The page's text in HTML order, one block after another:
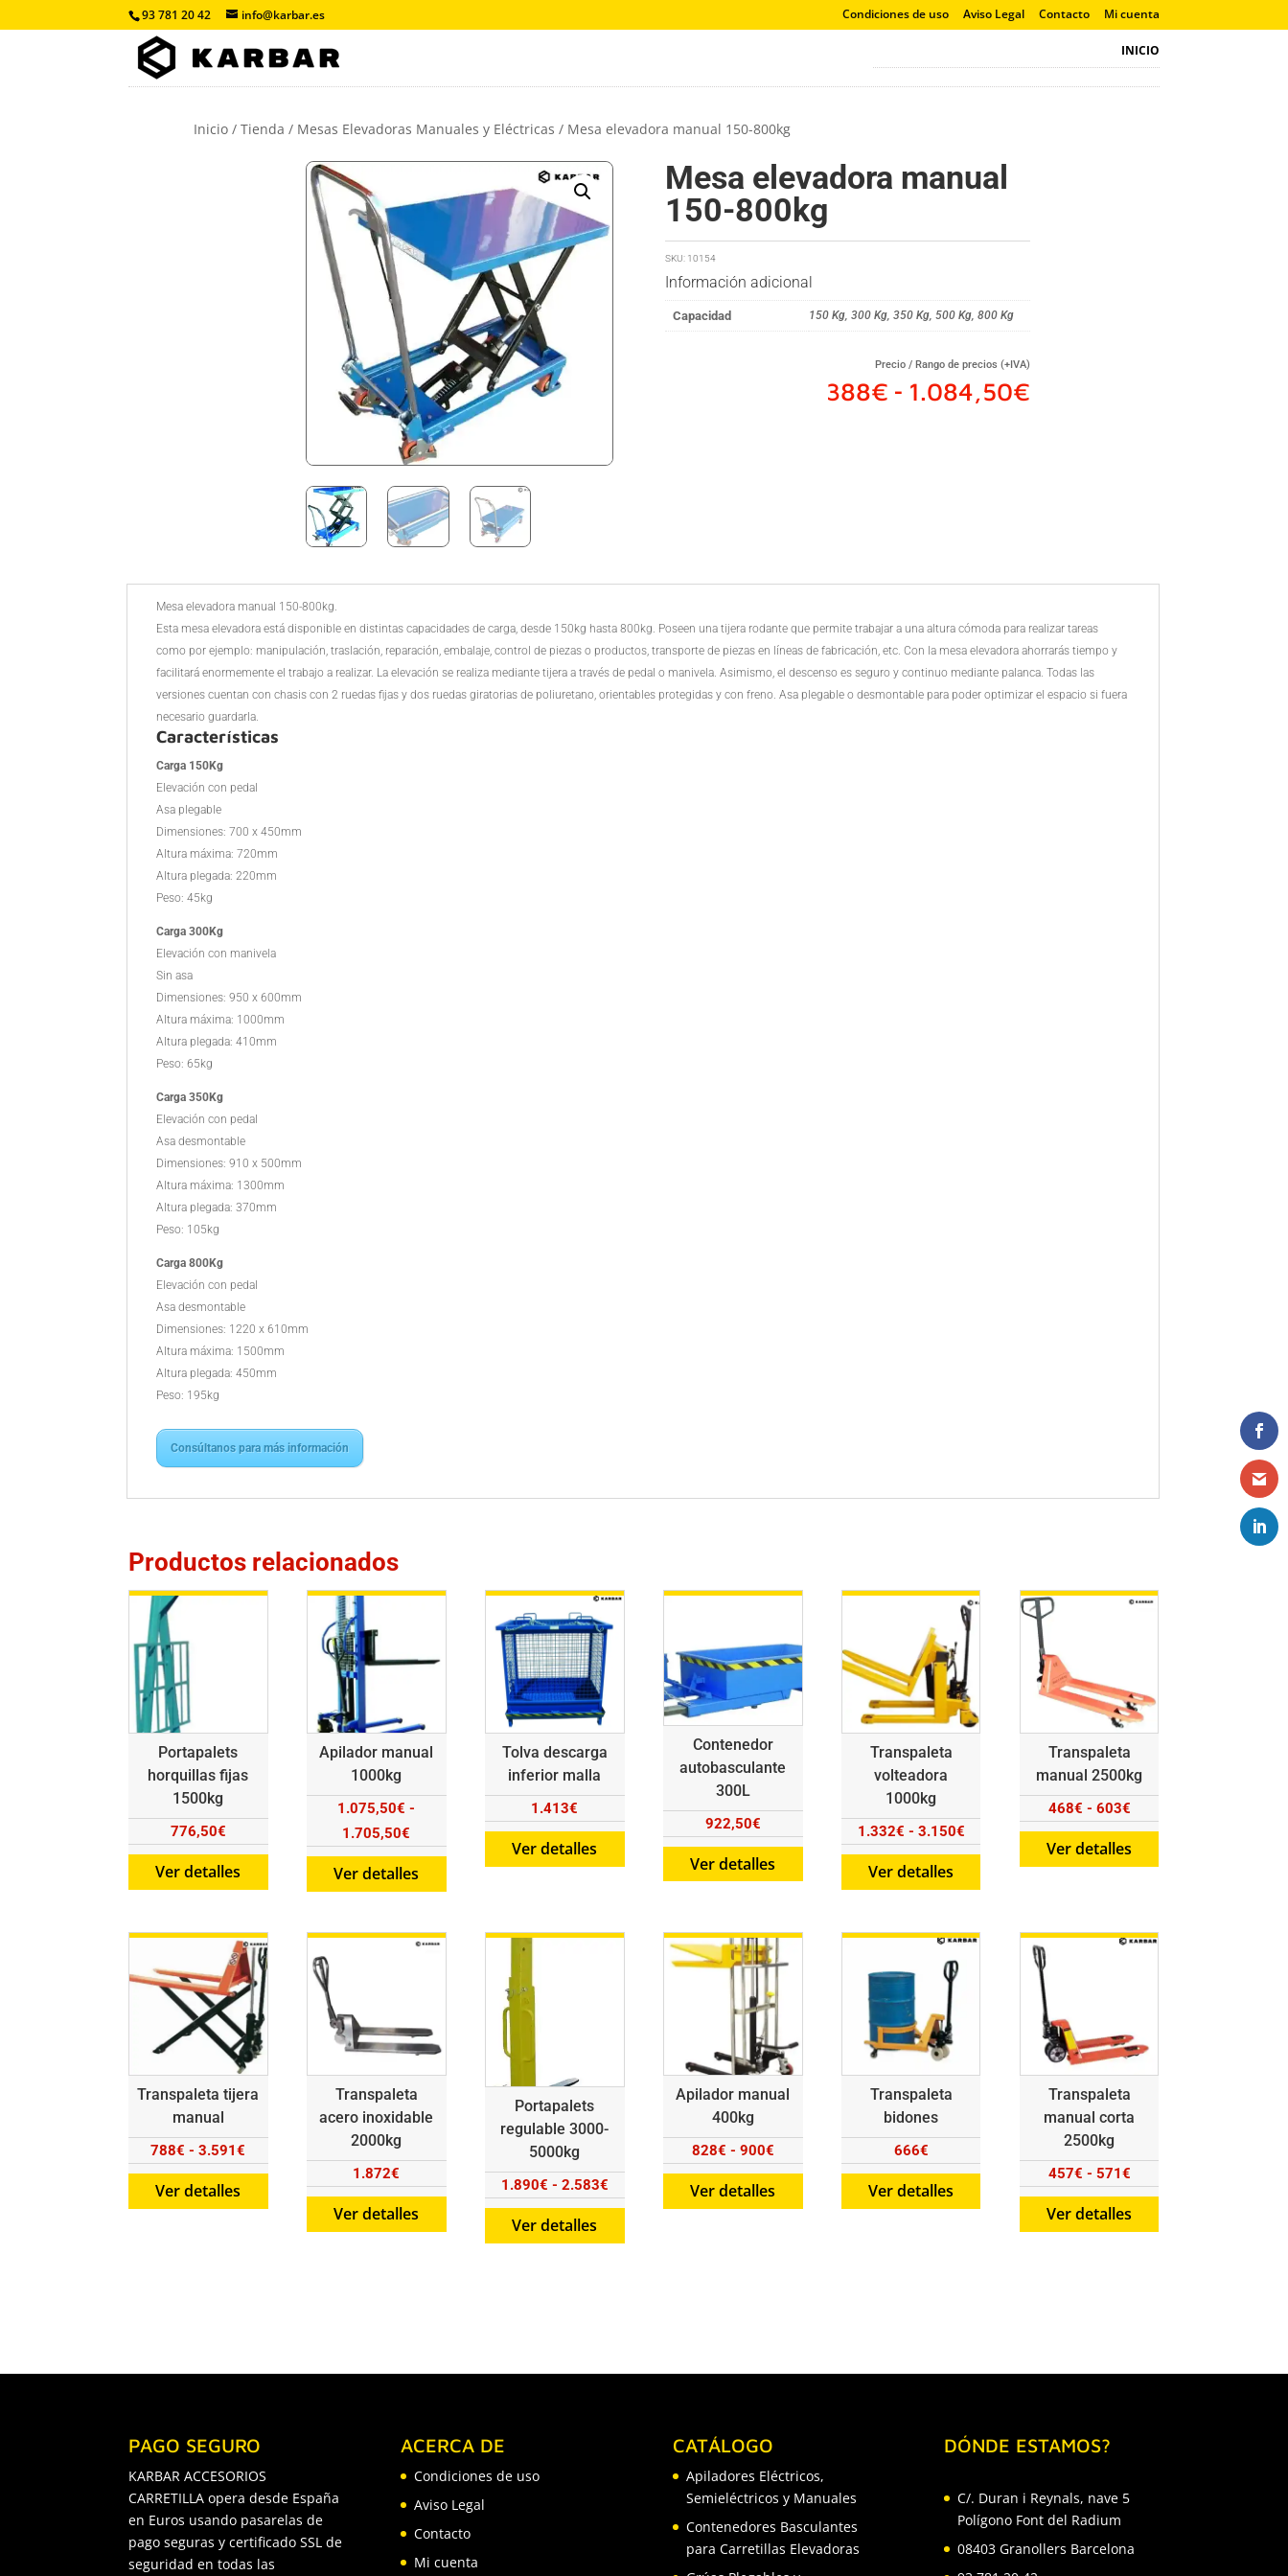
93 781 20 42 info@karbar.es Condiciones de uso Aviso Legal Contacto Mi cuenta
INICIO
Inicio/ Tienda / Mesas Elevadoras Manuales y Eléctricas / Mesa elevadora manual 150-800kg
Mesa elevadora manual
150-800kg
SKU: 10154
Información adicional
Capacidad 150 Kg,300 Kg,350 Kg,500 Kg,800 Kg
Precio / Rango de precios (+IVA)
388€ - 1.084,50€
Mesa elevadora manual 150-800kg.
Esta mesa elevadora está disponible en distintas capacidades de carga, desde 150kg hasta 800kg. Poseen una tijera rodante que permite trabajar a una altura cómoda para realizar tareas
como por ejemplo: manipulación, traslación, reparación, embalaje, control de piezas o productos, transporte de piezas en líneas de fabricación, etc. Con la mesa elevadora ahorrarás tiempo y
facilitará enormemente el trabajo a realizar. La elevación se realiza mediante tijera a través de pedal o manivela. Asimismo, el descenso es seguro y continuo mediante palanca. Todas las
versiones cuentan con chasis con 2 ruedas fijas y dos ruedas giratorias de poliuretano, orientables protegidas y con freno. Asa plegable o desmontable para poder optimizar el espacio si fuera
necesario guardarla.
Características
Carga 150Kg
Elevación con pedal
Asa plegable
Dimensiones: 700 x 450mm
Altura máxima: 720mm
Altura plegada: 220mm
Peso: 45kg
Carga 300Kg
Elevación con manivela
Sin asa
Dimensiones: 950 x 600mm
Altura máxima: 1000mm
Altura plegada: 410mm
Peso: 65kg
Carga 350Kg
Elevación con pedal
Asa desmontable
Dimensiones: 910 x 500mm
Altura máxima: 1300mm
Altura plegada: 370mm
Peso: 105kg
Carga 800Kg
Elevación con pedal
Asa desmontable
Dimensiones: 1220 x 610mm
Altura máxima: 1500mm
Altura plegada: 450mm
Peso: 195kg
Consúltanos para más información
Productos relacionados
Portapalets
horquillas fijas
1500kg
776,50€
Ver detalles
Apilador manual
1000kg
1.075,50€ -
1.705,50€
de
precios:
1.075,50€
Ver detalles
Tolva descarga
inferior malla
1.413€
Ver detalles
Contenedor
autobasculante
300L
922,50€
Ver detalles
Transpaleta
volteadora
1000kg
1.332€ - 3.150€Rango
de
1.332€
Ver detalles
Transpaleta
manual 2500kg
468€ - 603€Rango
de
precios:
hasta
Ver detalles
Transpaleta tijera
manual
788€ - 3.591€
de
Ver detalles
Transpaleta
acero inoxidable
2000kg
1.872€
Ver detalles
Portapalets
regulable 3000-
5000kg
1.890€ - 2.583€Rango
de
Ver detalles
Apilador manual
400kg
828€ - 900€Rango
de
precios:
Ver detalles
Transpaleta
bidones
666€
Ver detalles
Transpaleta
manual corta
2500kg
457€ - 571€Rango
de
precios:
Ver detalles
PAGO SEGURO
KARBAR ACCESORIOS
CARRETILLA opera desde España
en Euros usando pasarelas de
pago seguras y certificado SSL de
seguridad en todas las
ACERCA DE
Condiciones de uso
Aviso Legal
Contacto
Mi cuenta
CATÁLOGO
Apiladores Eléctricos,
Semieléctricos y Manuales
Contenedores Basculantes
para Carretillas Elevadoras
DÓNDE ESTAMOS?
C/. Duran i Reynals, nave 5
Polígono Font del Radium
08403 Granollers Barcelona